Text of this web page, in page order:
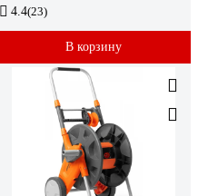
4.4(23)
В корзину